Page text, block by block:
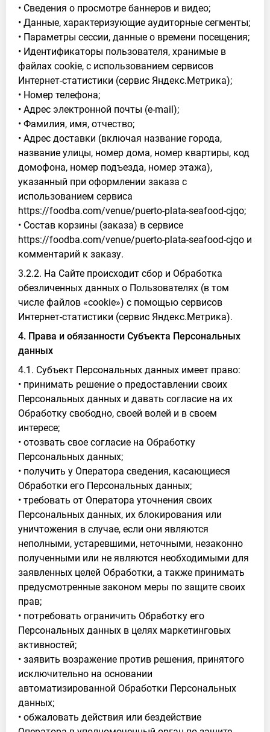
• Сведения о просмотре баннеров и видео;
• Данные, характеризующие аудиторные сегменты;
• Параметры сессии, данные о времени посещения;
• Идентификаторы пользователя, хранимые в
файлах cookie, с использованием сервисов
Интернет-статистики (сервис Яндекс.Метрика);
• Номер телефона;
• Адрес электронной почты (e-mail);
• Фамилия, имя, отчество;
• Адрес доставки (включая название города,
название улицы, номер дома, номер квартиры, код
домофона, номер подъезда, номер этажа),
указанный при оформлении заказа с
использованием сервиса
https://foodba.com/venue/puerto-plata-seafood-cjqo;
• Состав корзины (заказа) в сервисе
https://foodba.com/venue/puerto-plata-seafood-cjqo и
комментарий к заказу.
3.2.2. На Сайте происходит сбор и Обработка
обезличенных данных о Пользователях (в том
числе файлов «cookie») с помощью сервисов
Интернет-статистики (сервис Яндекс.Метрика).
4. Права и обязанности Субъекта Персональных
данных
4.1. Субъект Персональных данных имеет право:
• принимать решение о предоставлении своих
Персональных данных и давать согласие на их
Обработку свободно, своей волей и в своем
интересе;
• отозвать свое согласие на Обработку
Персональных данных;
• получить у Оператора сведения, касающиеся
Обработки его Персональных данных;
• требовать от Оператора уточнения своих
Персональных данных, их блокирования или
уничтожения в случае, если они являются
неполными, устаревшими, неточными, незаконно
полученными или не являются необходимыми для
заявленных целей Обработки, а также принимать
предусмотренные законом меры по защите своих
прав;
• потребовать ограничить Обработку его
Персональных данных в целях маркетинговых
активностей;
• заявить возражение против решения, принятого
исключительно на основании
автоматизированной Обработки Персональных
данных;
• обжаловать действия или бездействие